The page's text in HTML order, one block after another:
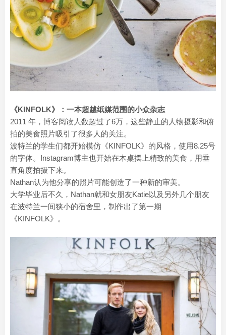
《KINFOLK》：一本超越纸媒范围的小众杂志
2011 年，博客阅读人数超过了6万，这些静止的人物摄影和俯
拍的美食照片吸引了很多人的关注。
波特兰的学生们都开始模仿《KINFOLK》的风格，使用8.25号
的字体。Instagram博主也开始在木桌摆上精致的美食，用垂
直角度拍摄下来。
Nathan认为他分享的照片可能创造了一种新的审美。
大学毕业后不久，Nathan就和女朋友Katie以及另外几个朋友
在波特兰一间狭小的宿舍里，制作出了第一期
《KINFOLK》。